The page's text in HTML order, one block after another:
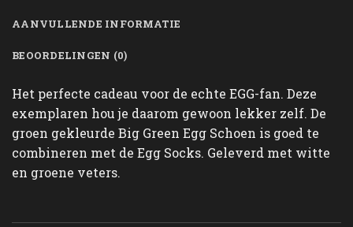
AANVULLENDE INFORMATIE
BEOORDELINGEN (0)
Het perfecte cadeau voor de echte EGG-fan. Deze
exemplaren hou je daarom gewoon lekker zelf. De
groen gekleurde Big Green Egg Schoen is goed te
combineren met de Egg Socks. Geleverd met witte
en groene veters.